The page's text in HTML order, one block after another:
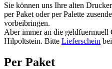
Sie können uns Ihre alten
per Paket oder per Palette
vorbeibringen.
Aber immer an die
Hilpoltstein. Bitte Lieferschein
Per Paket